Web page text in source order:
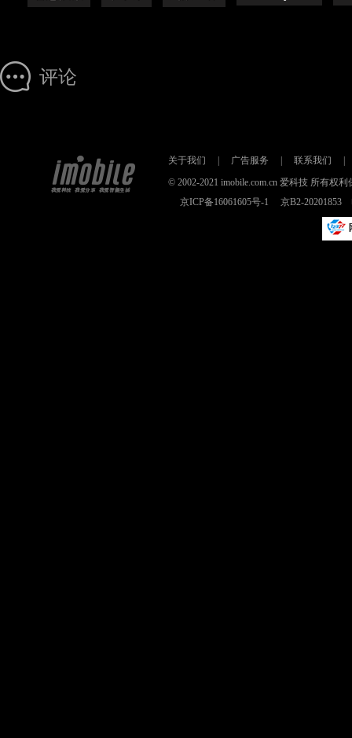
评论
关于我们 | 广告服务 | 联系我们
|
© 2002-2021 imobile.com.cn 爱科技 所有权
京ICP备16061605号-1
京B2-20201853